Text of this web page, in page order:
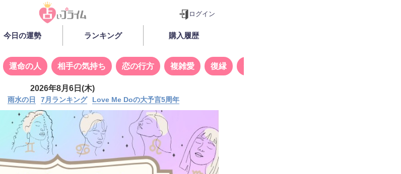
ログイン
今日の運勢 ランキング 購入履歴
運命の人 相手の気持ち 恋の行方 複雑愛 復縁
2026年8月6日(木)
雨水の日 7月ランキング Love Me Doの大予言5周年